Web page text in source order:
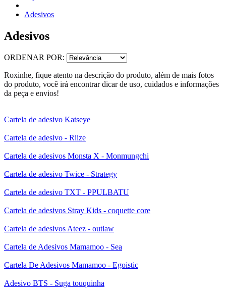
Adesivos
Adesivos
ORDENAR POR:
Roxinhe, fique atento na descrição do produto, além de mais fotos
do produto, você irá encontrar dicar de uso, cuidados e informações
da peça e envios!
Cartela de adesivo Katseye
Cartela de adesivo - Riize
Cartela de adesivos Monsta X - Monmungchi
Cartela de adesivo Twice - Strategy
Cartela de adesivo TXT - PPULBATU
Cartela de adesivos Stray Kids - coquette core
Cartela de adesivos Ateez - outlaw
Cartela de Adesivos Mamamoo - Sea
Cartela De Adesivos Mamamoo - Egoistic
Adesivo BTS - Suga touquinha